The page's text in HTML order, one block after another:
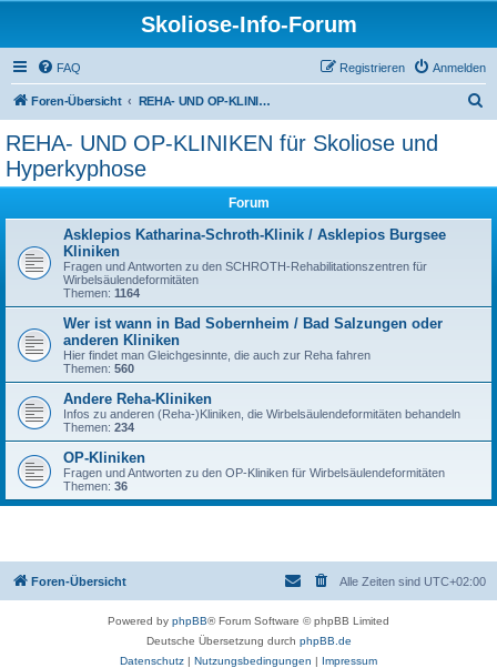
Skoliose-Info-Forum
FAQ Anmelden
Registrieren
Foren-Übersicht REHA- UND OP-KLINIKEN für Skoliose und Hyperkyphose
REHA- UND OP-KLINIKEN für Skoliose und
Hyperkyphose
Forum
Asklepios Katharina-Schroth-Klinik / Asklepios Burgsee
Kliniken
Fragen und Antworten zu den SCHROTH-Rehabilitationszentren für
Wirbelsäulendeformitäten
Themen: 1164
Wer ist wann in Bad Sobernheim / Bad Salzungen oder
anderen Kliniken
Hier findet man Gleichgesinnte, die auch zur Reha fahren
Themen: 560
Andere Reha-Kliniken
Infos zu anderen (Reha-)Kliniken, die Wirbelsäulendeformitäten behandeln
Themen: 234
OP-Kliniken
Fragen und Antworten zu den OP-Kliniken für Wirbelsäulendeformitäten
Themen: 36
Foren-Übersicht Alle Zeiten sind UTC+02:00
Powered by phpBB® Forum Software © phpBB Limited
Deutsche Übersetzung durch phpBB.de
Datenschutz | Nutzungsbedingungen | Impressum